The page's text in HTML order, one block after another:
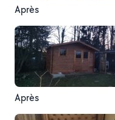
Après
Après